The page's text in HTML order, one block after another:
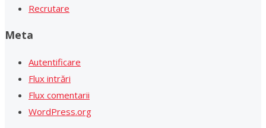
Recrutare
Meta
Autentificare
Flux intrări
Flux comentarii
WordPress.org